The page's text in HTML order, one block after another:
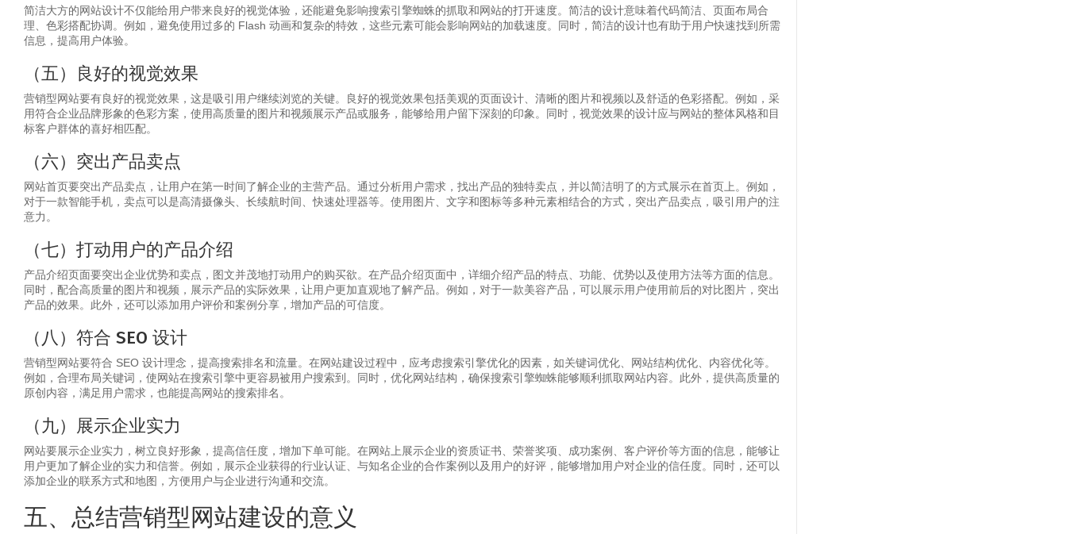
简洁大方的网站设计不仅能给用户带来良好的视觉体验，还能避免影响搜索引擎蜘蛛的抓取和网站的打开速度。简洁的设计意味着代码简洁、页面布局合
理、色彩搭配协调。例如，避免使用过多的 Flash 动画和复杂的特效，这些元素可能会影响网站的加载速度。同时，简洁的设计也有助于用户快速找到所需
信息，提高用户体验。
（五）良好的视觉效果
营销型网站要有良好的视觉效果，这是吸引用户继续浏览的关键。良好的视觉效果包括美观的页面设计、清晰的图片和视频以及舒适的色彩搭配。例如，采
用符合企业品牌形象的色彩方案，使用高质量的图片和视频展示产品或服务，能够给用户留下深刻的印象。同时，视觉效果的设计应与网站的整体风格和目
标客户群体的喜好相匹配。
（六）突出产品卖点
网站首页要突出产品卖点，让用户在第一时间了解企业的主营产品。通过分析用户需求，找出产品的独特卖点，并以简洁明了的方式展示在首页上。例如，
对于一款智能手机，卖点可以是高清摄像头、长续航时间、快速处理器等。使用图片、文字和图标等多种元素相结合的方式，突出产品卖点，吸引用户的注
意力。
（七）打动用户的产品介绍
产品介绍页面要突出企业优势和卖点，图文并茂地打动用户的购买欲。在产品介绍页面中，详细介绍产品的特点、功能、优势以及使用方法等方面的信息。
同时，配合高质量的图片和视频，展示产品的实际效果，让用户更加直观地了解产品。例如，对于一款美容产品，可以展示用户使用前后的对比图片，突出
产品的效果。此外，还可以添加用户评价和案例分享，增加产品的可信度。
（八）符合 SEO 设计
营销型网站要符合 SEO 设计理念，提高搜索排名和流量。在网站建设过程中，应考虑搜索引擎优化的因素，如关键词优化、网站结构优化、内容优化等。
例如，合理布局关键词，使网站在搜索引擎中更容易被用户搜索到。同时，优化网站结构，确保搜索引擎蜘蛛能够顺利抓取网站内容。此外，提供高质量的
原创内容，满足用户需求，也能提高网站的搜索排名。
（九）展示企业实力
网站要展示企业实力，树立良好形象，提高信任度，增加下单可能。在网站上展示企业的资质证书、荣誉奖项、成功案例、客户评价等方面的信息，能够让
用户更加了解企业的实力和信誉。例如，展示企业获得的行业认证、与知名企业的合作案例以及用户的好评，能够增加用户对企业的信任度。同时，还可以
添加企业的联系方式和地图，方便用户与企业进行沟通和交流。
五、总结营销型网站建设的意义